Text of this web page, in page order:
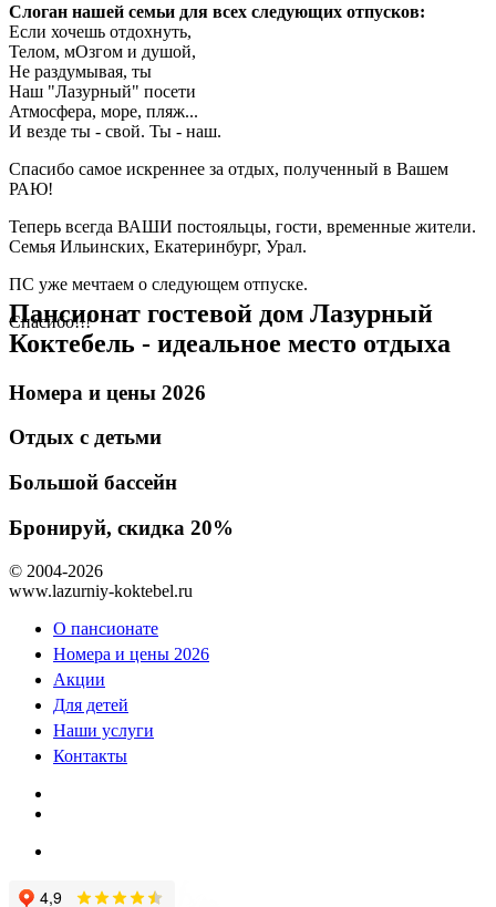
Слоган нашей семьи для всех следующих отпусков:
Если хочешь отдохнуть,
Телом, мОзгом и душой,
Не раздумывая, ты
Наш "Лазурный" посети
Атмосфера, море, пляж...
И везде ты - свой. Ты - наш.
Спасибо самое искреннее за отдых, полученный в Вашем
РАЮ!
Теперь всегда ВАШИ постояльцы, гости, временные жители.
Семья Ильинских, Екатеринбург, Урал.
ПС уже мечтаем о следующем отпуске.
Спасибо!!!
Пансионат гостевой дом Лазурный
Коктебель - идеальное место отдыха
Номера и цены 2026
Отдых с детьми
Большой бассейн
Бронируй, скидка 20%
© 2004-2026
www.lazurniy-koktebel.ru
О пансионате
Номера и цены 2026
Акции
Для детей
Наши услуги
Контакты